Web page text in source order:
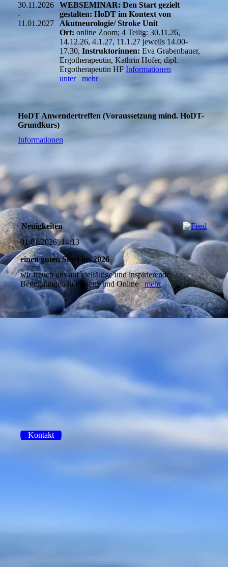
30.11.2026
-
11.01.2027
WEBSEMINAR: Den Start gezielt
gestalten: HoDT im Kontext von
Akutneurologie/ Stroke Unit
Ort: online Zoom; 4 Teilig: 30.11.26,
14.12.26, 4.1.27, 11.1.27 jeweils 14.00-
17.30, Instruktorinnen: Eva Grabenbauer,
Ergotherapeutin, Kathrin Hofer, dipl.
Ergotherapeutin HF Informationen
unter
mehr
HoDT Anwendertreffen (Voraussetzung mind. HoDT-
Grundkurs)
Informationen
Neuigkeiten
01.01.2026, 14:13
einen guten Start ins 2026
wir freuen uns auf vielfältige und inspirierende
Begegnungen in Präsenz und Onlinemehr
Kontakt